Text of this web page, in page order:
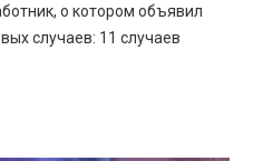
о котором объявил
случаев: 11 случаев